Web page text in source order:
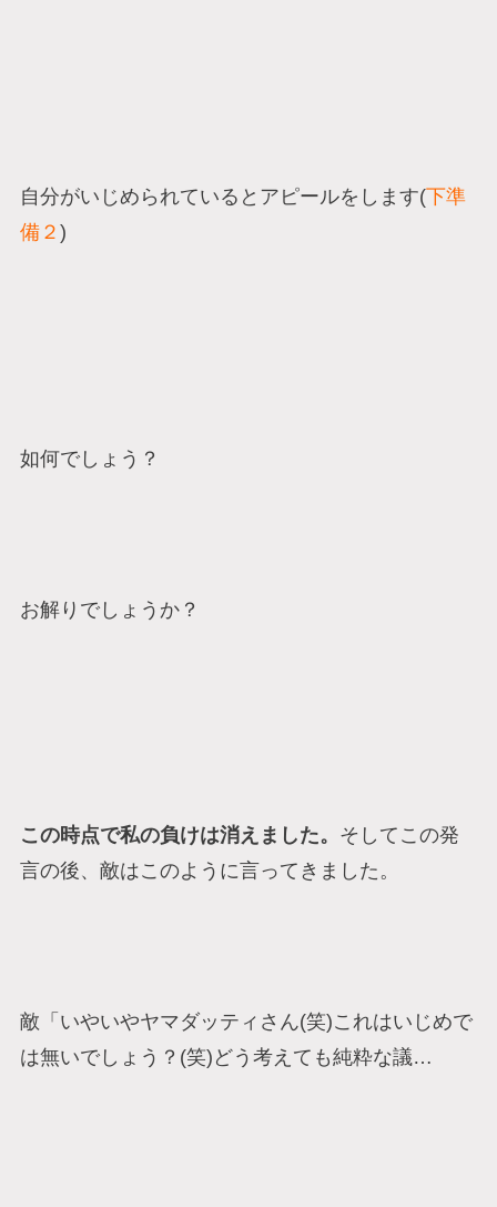
自分がいじめられているとアピールをします(下準
備２ )
如何でしょう？
お解りでしょうか？
この時点で私の負けは消えました。 そしてこの発
言の後、敵はこのように言ってきました。
敵「いやいやヤマダッティさん(笑)これはいじめで
は無いでしょう？(笑)どう考えても純粋な議…